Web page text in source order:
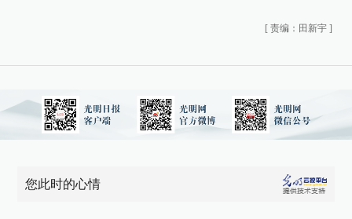
[ 责编：田新宇 ]
您此时的心情